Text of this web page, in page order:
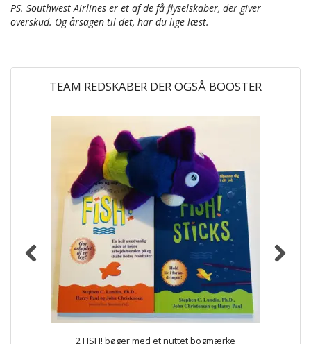
PS. Southwest Airlines er et af de få flyselskaber, der giver
overskud. Og årsagen til det, har du lige læst.
TEAM REDSKABER DER OGSÅ BOOSTER
2 FISH! bøger med et nuttet bogmærke